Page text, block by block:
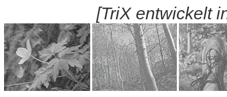
[TriX entwickelt